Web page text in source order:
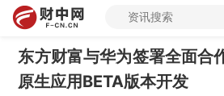
东方财富与华为签署全面合
原生应用BETA版本开发